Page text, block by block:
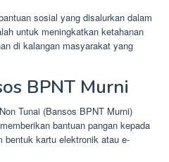
sosial yang disalurkan dalam
untuk meningkatkan ketahanan
di kalangan masyarakat yang
BPNT Murni
Tunai (Bansos BPNT Murni)
bantuan pangan kepada
bentuk kartu elektronik atau e-